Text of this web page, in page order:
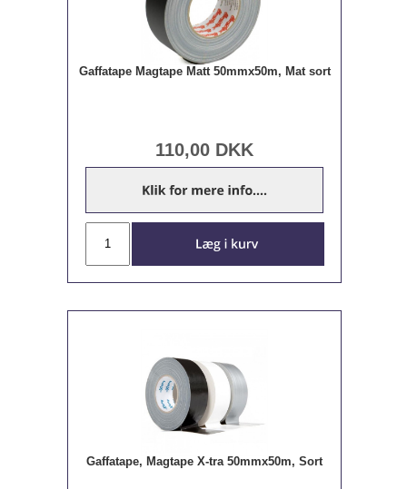
Gaffatape Magtape Matt 50mmx50m, Mat sort
110,00 DKK
Gaffatape, Magtape X-tra 50mmx50m, Sort